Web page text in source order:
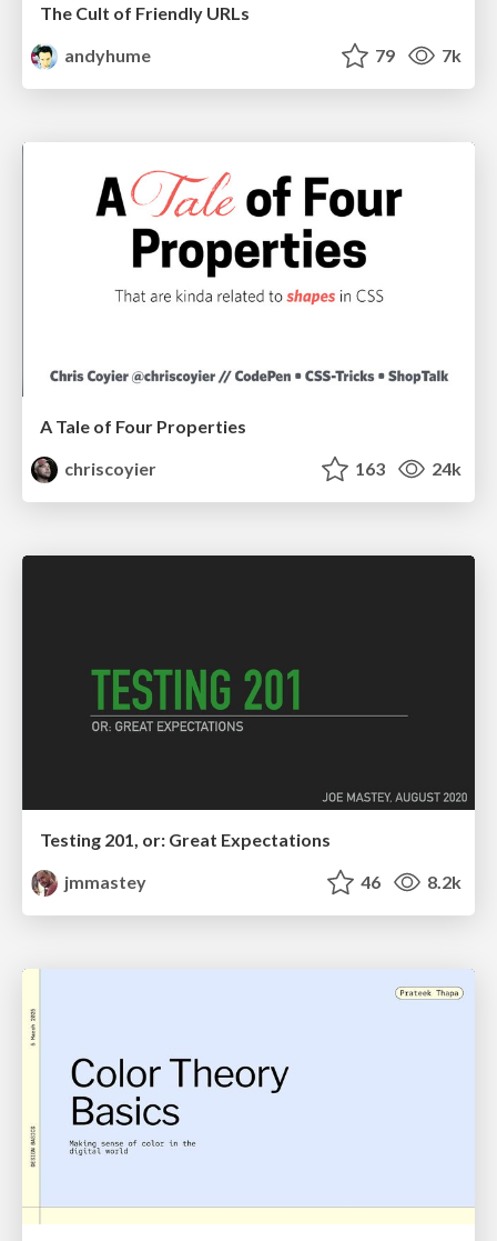
The Cult of Friendly URLs
andyhume
79 7k
A Tale of Four Properties
chriscoyier
163 24k
Testing 201, or: Great Expectations
jmmastey
46 8.2k